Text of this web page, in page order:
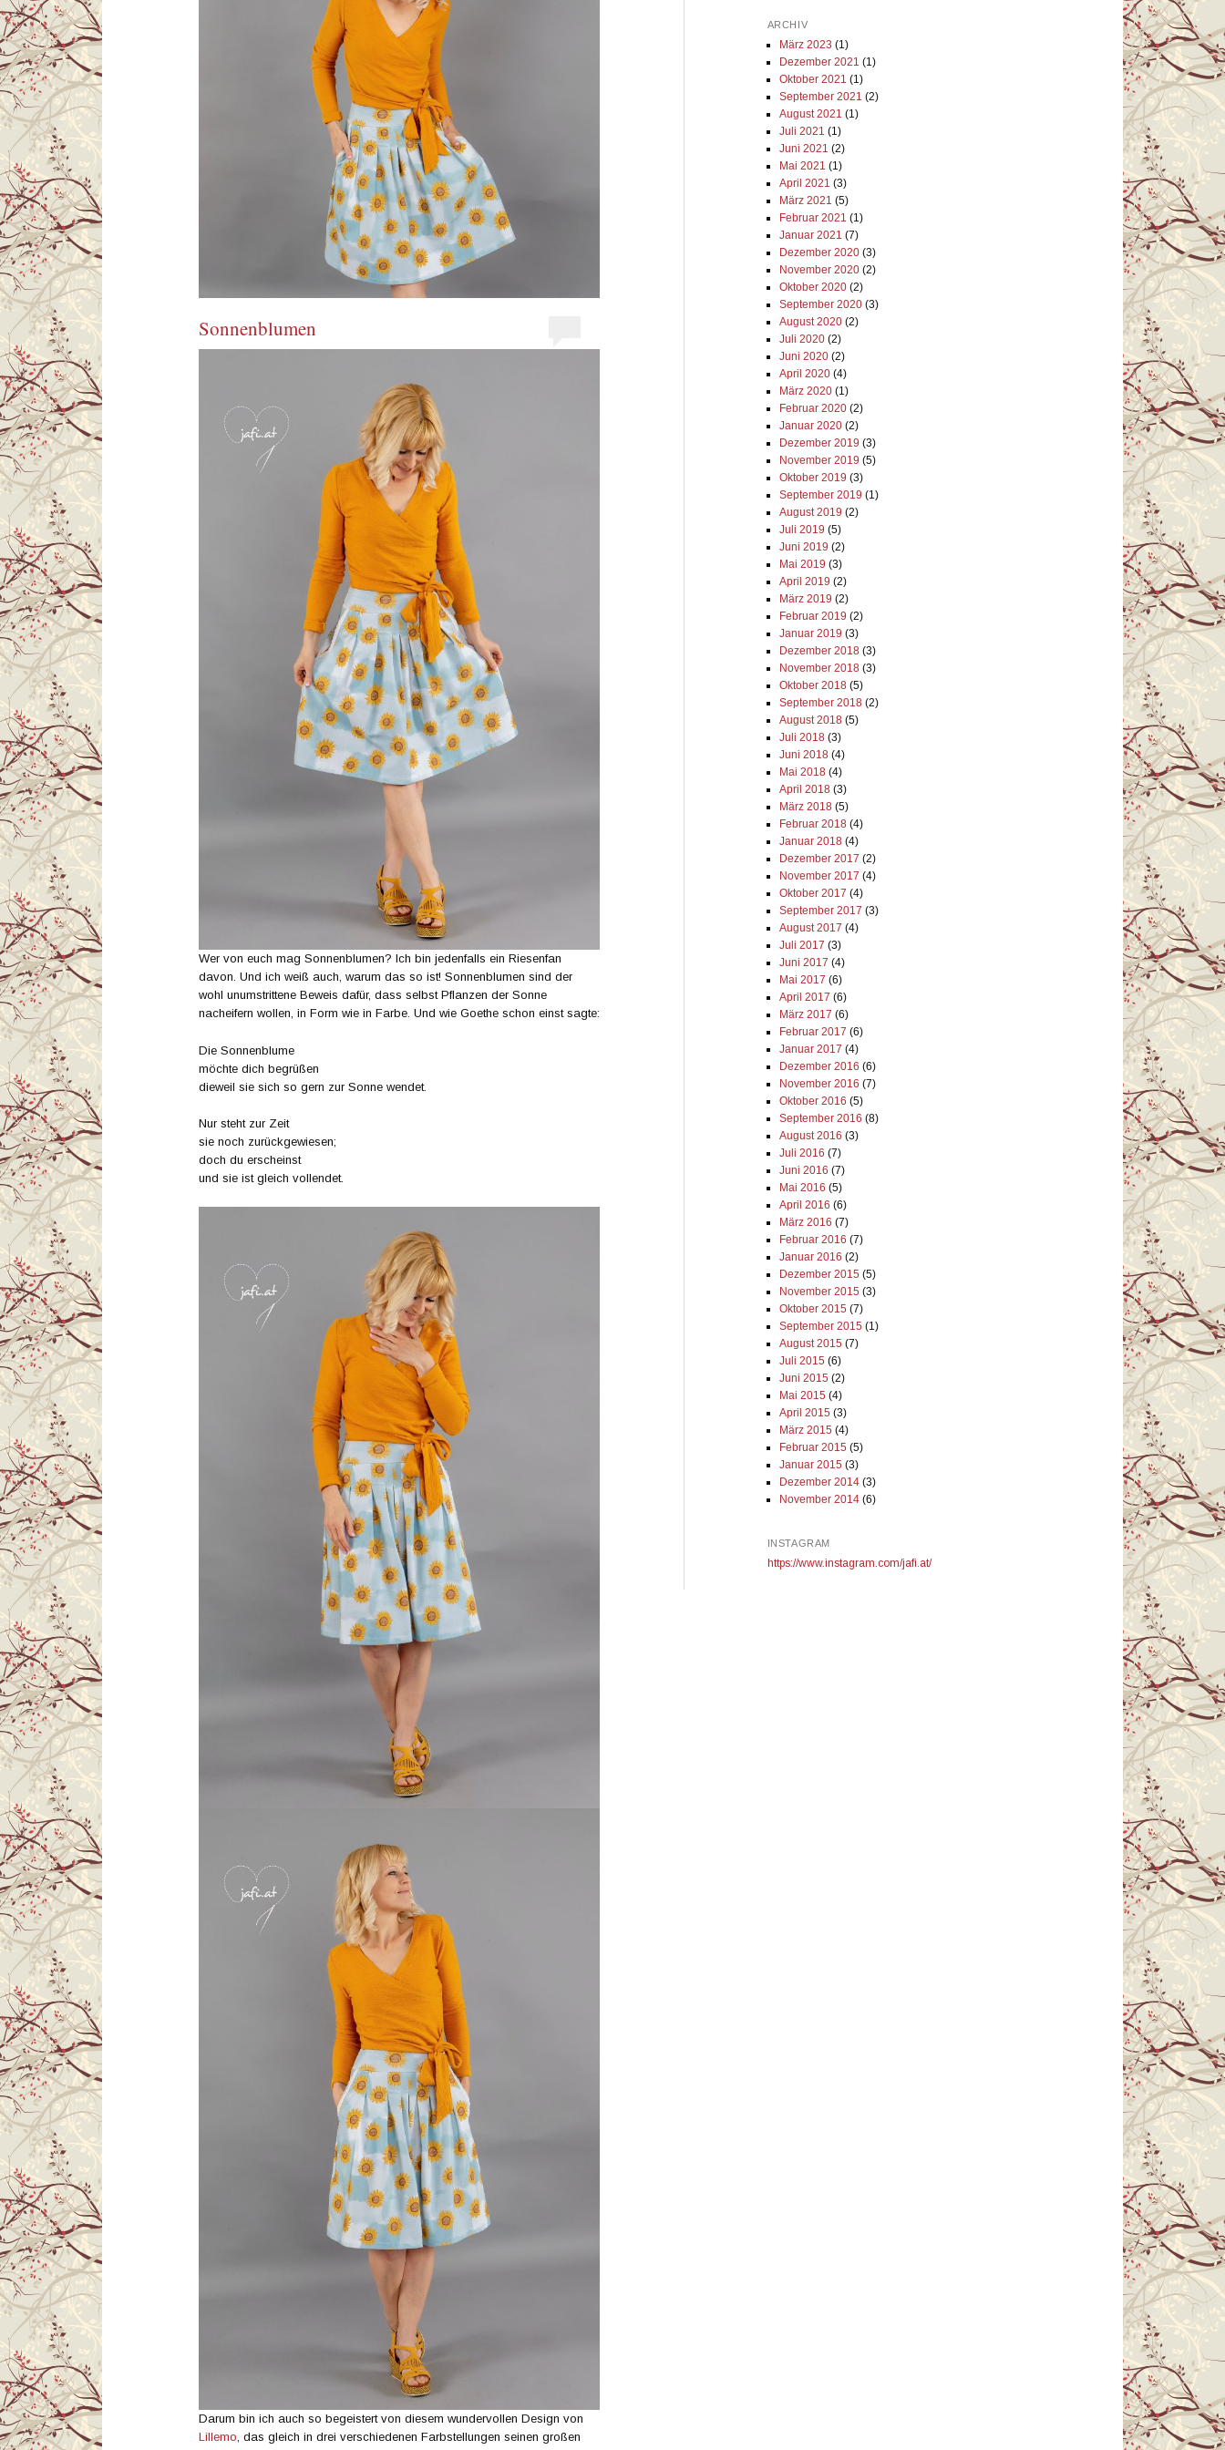
Sonnenblumen
Wer von euch mag Sonnenblumen? Ich bin jedenfalls ein Riesenfan
davon. Und ich weiß auch, warum das so ist! Sonnenblumen sind der
wohl unumstrittene Beweis dafür, dass selbst Pflanzen der Sonne
nacheifern wollen, in Form wie in Farbe. Und wie Goethe schon einst sagte:
Die Sonnenblume
möchte dich begrüßen
dieweil sie sich so gern zur Sonne wendet.
Nur steht zur Zeit
sie noch zurückgewiesen;
doch du erscheinst
und sie ist gleich vollendet.
Darum bin ich auch so begeistert von diesem wundervollen Design von
Lillemo , das gleich in drei verschiedenen Farbstellungen seinen großen
ARCHIV
März 2023 (1)
Dezember 2021 (1)
Oktober 2021 (1)
September 2021 (2)
August 2021 (1)
Juli 2021 (1)
Juni 2021 (2)
Mai 2021 (1)
April 2021 (3)
März 2021 (5)
Februar 2021 (1)
Januar 2021 (7)
Dezember 2020(3)
November 2020(2)
Oktober 2020(2)
September 2020(3)
August 2020(2)
Juli 2020(2)
Juni 2020(2)
April 2020(4)
März 2020(1)
Februar 2020(2)
Januar 2020(2)
Dezember 2019 (3)
November 2019 (5)
Oktober 2019 (3)
September 2019 (1)
August 2019 (2)
Juli 2019 (5)
Juni 2019 (2)
Mai 2019 (3)
April 2019 (2)
März 2019 (2)
Februar 2019 (2)
Januar 2019 (3)
Dezember 2018(3)
November 2018(3)
Oktober 2018(5)
September 2018(2)
August 2018(5)
Juli 2018(3)
Juni 2018(4)
Mai 2018(4)
April 2018(3)
März 2018(5)
Februar 2018(4)
Januar 2018(4)
Dezember 2017 (2)
November 2017 (4)
Oktober 2017 (4)
September 2017 (3)
August 2017 (4)
Juli 2017 (3)
Juni 2017 (4)
Mai 2017 (6)
April 2017 (6)
März 2017 (6)
Februar 2017 (6)
Januar 2017 (4)
Dezember 2016 (6)
November 2016 (7)
Oktober 2016 (5)
September 2016 (8)
August 2016 (3)
Juli 2016 (7)
Juni 2016 (7)
Mai 2016 (5)
April 2016 (6)
März 2016 (7)
Februar 2016 (7)
Januar 2016 (2)
Dezember 2015 (5)
November 2015 (3)
Oktober 2015 (7)
September 2015 (1)
August 2015 (7)
Juli 2015 (6)
Juni 2015 (2)
Mai 2015 (4)
April 2015 (3)
März 2015 (4)
Februar 2015 (5)
Januar 2015 (3)
Dezember 2014(3)
November 2014(6)
INSTAGRAM
https://www.instagram.com/jafi.at/